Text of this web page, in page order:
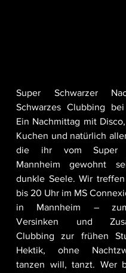
Super Schwarzer
Schwarzes Clubbing
Ein Nachmittag mit
Kuchen und natürlich
die ihr vom Super
Mannheim gewohnt
dunkle Seele. Wir
bis 20 Uhr im MS
in Mannheim –
Versinken und
Clubbing zur frühen
Hektik, ohne
tanzen will, tanzt. Wer